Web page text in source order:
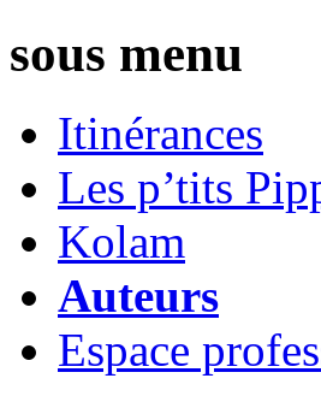
sous menu
Itinérances
Les p’tits
Kolam
Auteurs
Espace